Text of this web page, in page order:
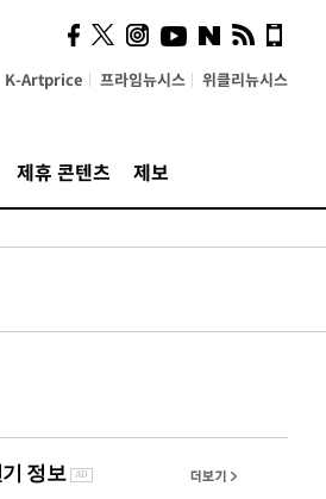
K-Artprice 프라임뉴시스 위클리뉴시스
제휴 콘텐츠 제보
시, 스마트폰 액세서리에
NFC 더했다